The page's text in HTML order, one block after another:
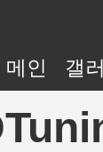
메인 갤